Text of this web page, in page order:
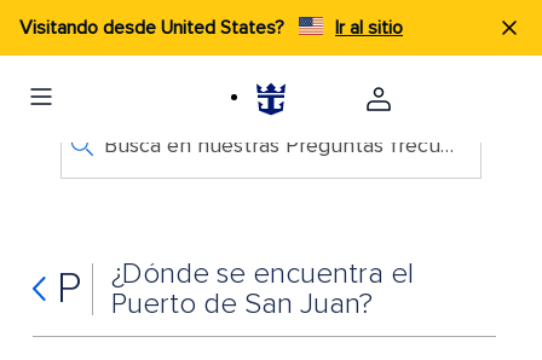
Visitando desde United States? Ir al sitio
Busca en nuestras Preguntas frecuentes
P
¿Dónde se encuentra el
Puerto de San Juan?